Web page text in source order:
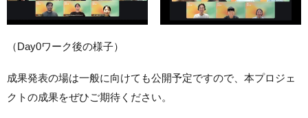
（Day0ワーク後の様子）
成果発表の場は一般に向けても公開予定ですので、本プロジェ
クトの成果をぜひご期待ください。